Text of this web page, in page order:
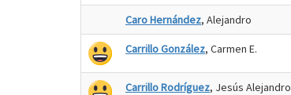
Caro Hernández, Alejandro
Carrillo González, Carmen E.
Carrillo Rodríguez, Jesús Alejandro